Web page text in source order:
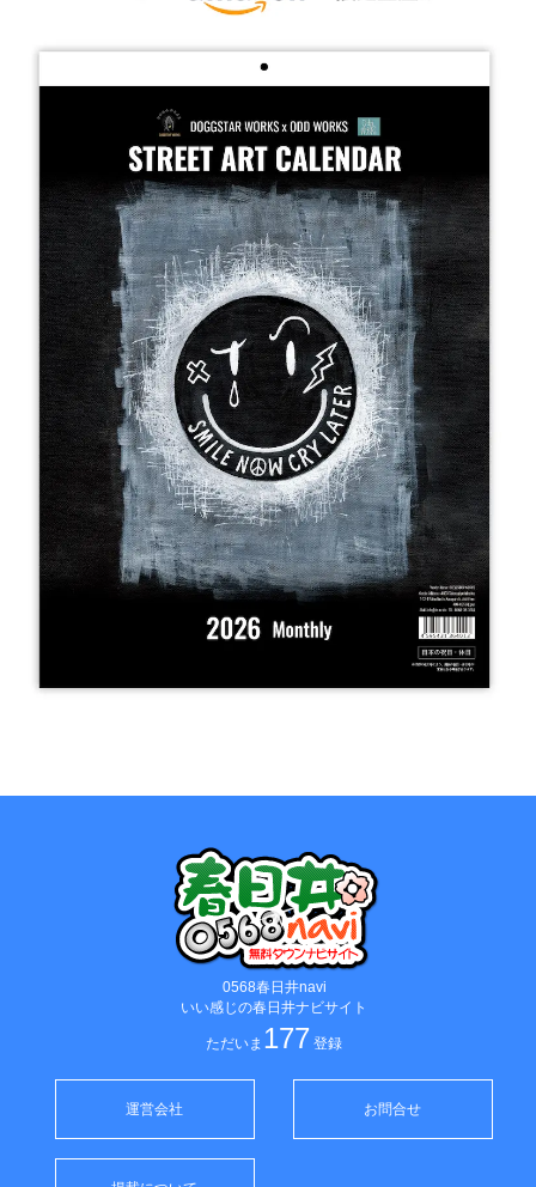
0568春日井navi
いい感じの春日井ナビサイト
ただいま 177 登録
運営会社 お問合せ